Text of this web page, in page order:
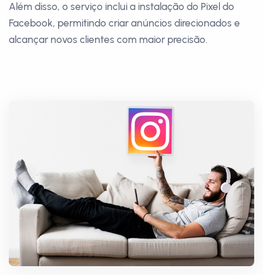
Além disso, o serviço inclui a instalação do Pixel do
Facebook, permitindo criar anúncios direcionados e
alcançar novos clientes com maior precisão.